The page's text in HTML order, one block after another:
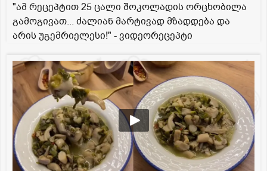
"ამ რეცეპტით 25 ცალი შოკოლადის ორცხობილა
გამოგივათ... ძალიან მარტივად მზადდება და
არის უგემრიელესი!" - ვიდეორეცეპტი